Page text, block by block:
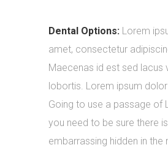
Dental Options: Lorem
amet, consectetur
Maecenas id est sed lacus
lobortis. Lorem ipsum
Going to use a passage of
you need to be sure there
embarrassing hidden in the